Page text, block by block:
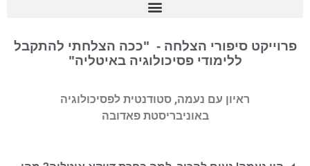
פרוייקט סיפורי הצלחה - "ככה הצלחתי להתקבל
ללימודי פסיכולוגיה באיטליה"
ראיון עם נעמה, סטודנטית לפסיכולוגיה
באוניבריסטת פאדובה